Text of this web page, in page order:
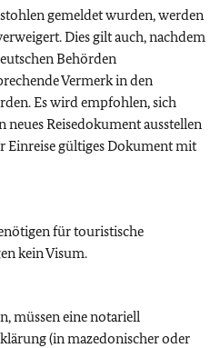
gemeldet wurden, werden
Dies gilt auch, nachdem
Behörden
Vermerk in den
Es wird empfohlen, sich
neues Reisedokument ausstellen
Einreise gültiges Dokument mit
für touristische
kein Visum.
müssen eine notariell
(in mazedonischer oder